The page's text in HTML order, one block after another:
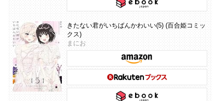
きたない君がいちばんかわいい(5) (百合姫コミッ
クス)
まにお